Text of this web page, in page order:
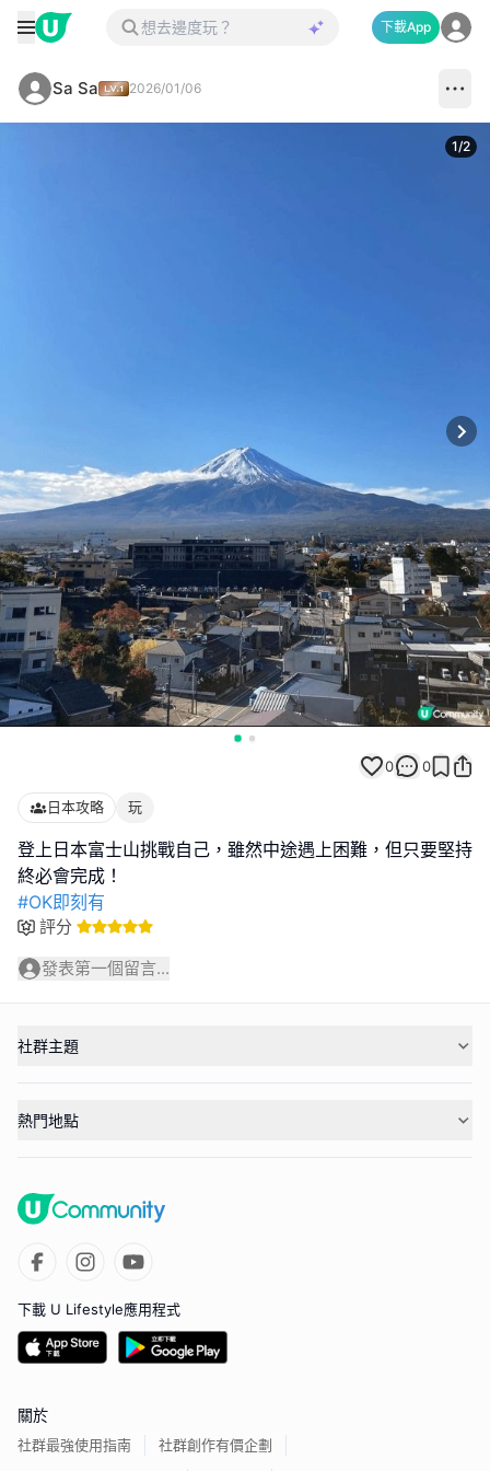
下載App
Sa Sa 2026/01/06
1/2
0 0
日本攻略 玩
登上日本富士山挑戰自己，雖然中途遇上困難，但只要堅持
#OK即刻有
評分
發表第一個留言...
社群主題
熱門地點
下載 U Lifestyle應用程式
關於
社群最強使用指南
社群創作有價企劃